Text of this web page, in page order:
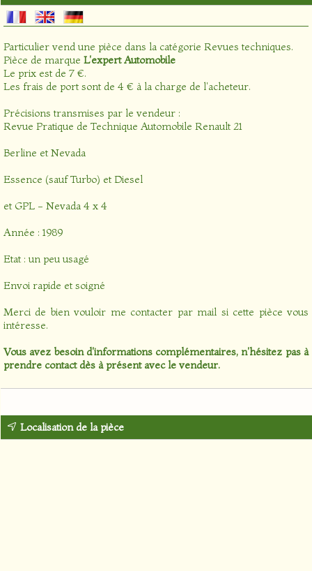
Particulier vend une pièce dans la catégorie Revues techniques.
Pièce de marque L'expert Automobile
Le prix est de 7 €.
Les frais de port sont de 4 € à la charge de l'acheteur.
Précisions transmises par le vendeur :
Revue Pratique de Technique Automobile Renault 21
Berline et Nevada
Essence (sauf Turbo) et Diesel
et GPL - Nevada 4 x 4
Année : 1989
Etat : un peu usagé
Envoi rapide et soigné
Merci de bien vouloir me contacter par mail si cette pièce vous
intéresse.
Vous avez besoin d'informations complémentaires, n'hésitez pas à
prendre contact dès à présent avec le vendeur.
Localisation de la pièce